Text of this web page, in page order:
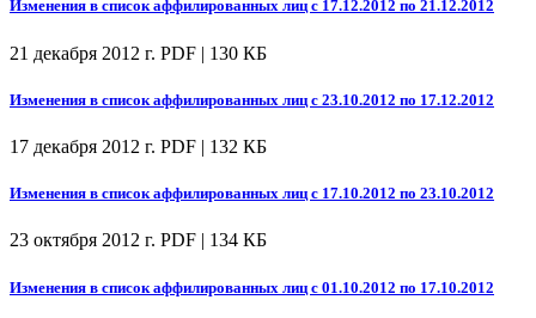
Изменения в список аффилированных лиц с 17.12.2012 по 21.12.2012
21 декабря 2012 г. PDF | 130 КБ
Изменения в список аффилированных лиц с 23.10.2012 по 17.12.2012
17 декабря 2012 г. PDF | 132 КБ
Изменения в список аффилированных лиц с 17.10.2012 по 23.10.2012
23 октября 2012 г. PDF | 134 КБ
Изменения в список аффилированных лиц с 01.10.2012 по 17.10.2012